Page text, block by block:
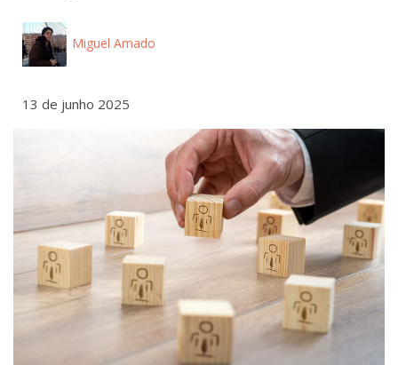
Miguel Amado
13 de junho 2025